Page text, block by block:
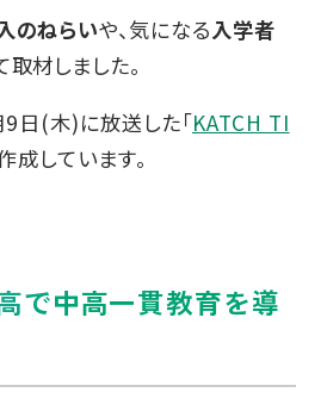
のねらいや、気になる入学者
取材しました。
日(木)に放送した「KATCH TI
成しています。
で中高一貫教育を導